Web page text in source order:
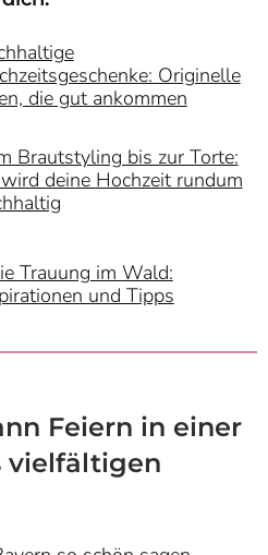
Originelle
die gut ankommen
Brautstyling bis zur Torte:
deine Hochzeit rundum
Trauung im Wald:
und Tipps
Feiern in einer
vielfältigen